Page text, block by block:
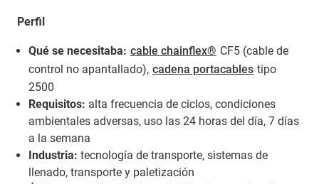
Perfil
Qué se necesitaba: cable chainflex® CF5 (cable de
control no apantallado), cadena portacables tipo
2500
Requisitos: alta frecuencia de ciclos, condiciones
ambientales adversas, uso las 24 horas del día, 7 días
a la semana
Industria: tecnología de transporte, sistemas de
llenado, transporte y paletización